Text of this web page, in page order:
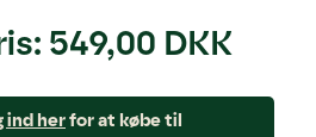
549,00 DKK
ind herfor at købe til